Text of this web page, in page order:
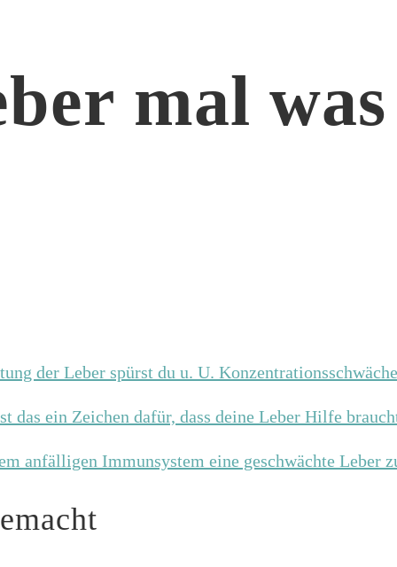
mal
der Leber spürst du u. U.
das ein Zeichen dafür, dass deine Leber Hilfe
anfälligen Immunsystem eine geschwächte Leber